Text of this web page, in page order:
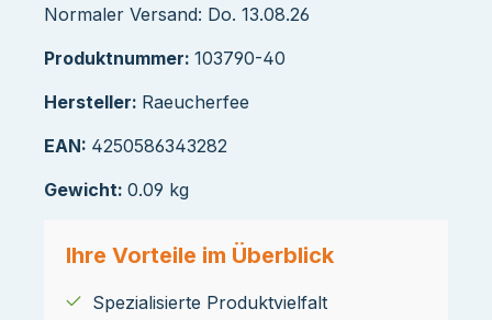
Normaler Versand: Do. 13.08.26
Produktnummer: 103790-40
Hersteller: Raeucherfee
EAN: 4250586343282
Gewicht: 0.09 kg
Ihre Vorteile im Überblick
Spezialisierte Produktvielfalt